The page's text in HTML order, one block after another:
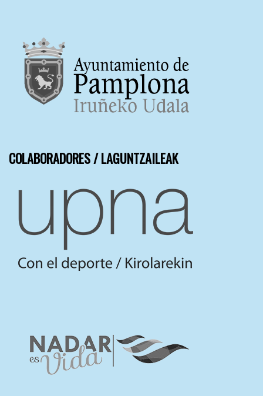
COLABORADORES / LAGUNTZAILEAK